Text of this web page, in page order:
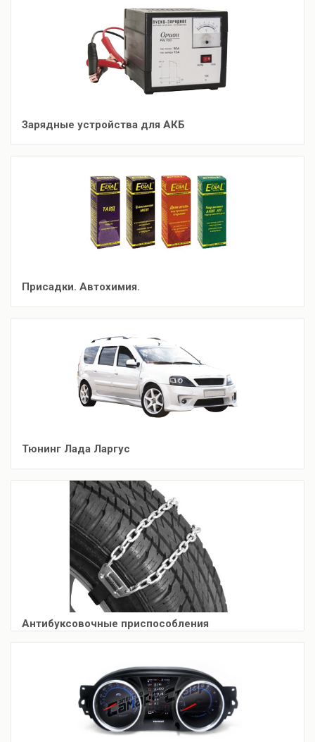
Зарядные устройства для АКБ
Присадки. Автохимия.
Тюнинг Лада Ларгус
Антибуксовочные приспособления